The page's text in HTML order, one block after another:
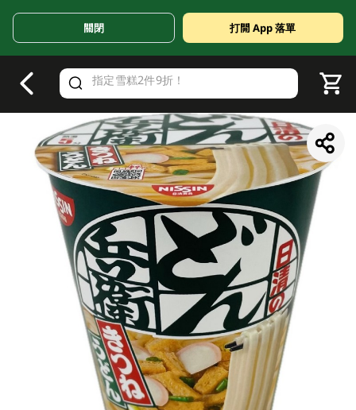
Valid Until 30 June 2026
關閉 打開 App 落單